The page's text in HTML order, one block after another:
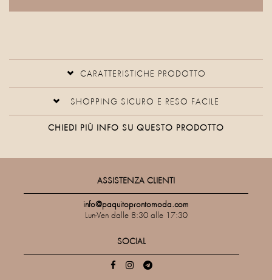
CARATTERISTICHE PRODOTTO
SHOPPING SICURO E RESO FACILE
CHIEDI PIÙ INFO SU QUESTO PRODOTTO
ASSISTENZA CLIENTI
info@paquitoprontomoda.com
Lun-Ven dalle 8:30 alle 17:30
SOCIAL